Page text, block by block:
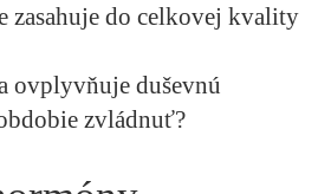
zasahuje do celkovej kvality
ovplyvňuje duševnú
zvládnuť?